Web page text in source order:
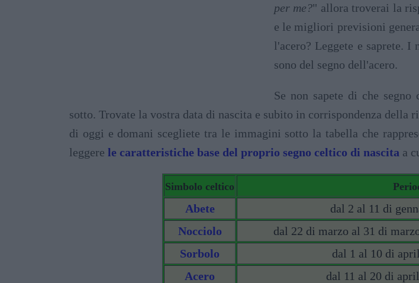
per me?" allora troverai la
e le migliori previsioni
l'acero? Leggete e saprete.
sono del segno dell'acero.
Se non sapete di che
sotto. Trovate la vostra data di nascita e subito in corrispondenza della
di oggi e domani scegliete tra le immagini sotto la tabella che
leggere le caratteristiche base del proprio segno celtico di nascita a
Simbolo celtico
Abete
dal 2 al 11 di
Nocciolo
dal 22 di marzo al 31 di
Sorbolo
dal 1 al 10 di
Acero
dal 11 al 20 di